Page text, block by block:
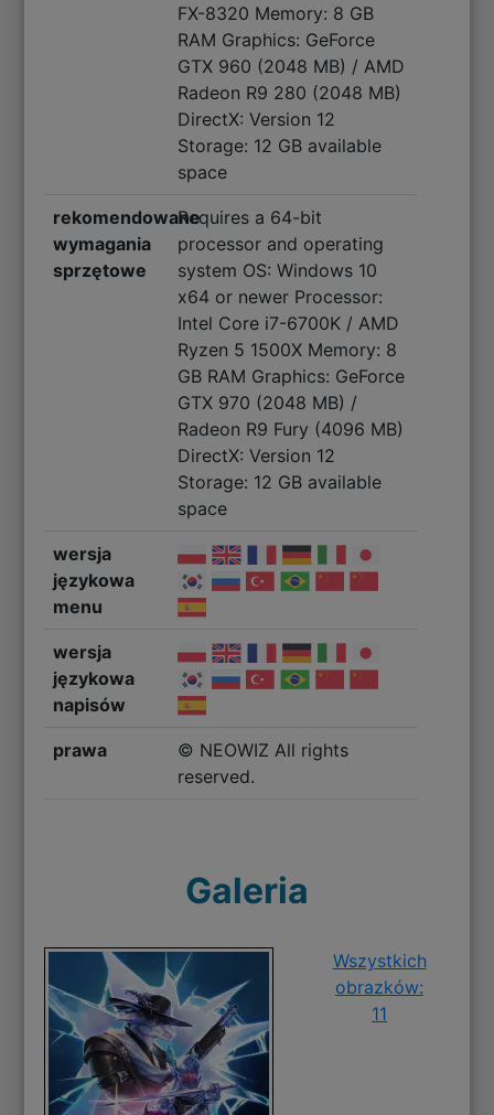
FX-8320 Memory: 8 GB
RAM Graphics: GeForce
GTX 960 (2048 MB) / AMD
Radeon R9 280 (2048 MB)
DirectX: Version 12
Storage: 12 GB available
space
rekomendowane
wymagania
sprzętowe
Requires a 64-bit
processor and operating
system OS: Windows 10
x64 or newer Processor:
Intel Core i7-6700K / AMD
Ryzen 5 1500X Memory: 8
GB RAM Graphics: GeForce
GTX 970 (2048 MB) /
Radeon R9 Fury (4096 MB)
DirectX: Version 12
Storage: 12 GB available
space
wersja
językowa
menu
wersja
językowa
napisów
prawa
© NEOWIZ All rights
reserved.
Galeria
Wszystkich
obrazków:
11